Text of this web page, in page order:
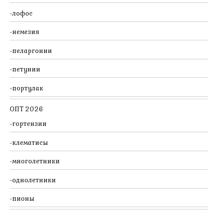
лофос
немезия
пеларгонии
петунии
портулак
ОПТ 2026
гортензии
клематисы
многолетники
однолетники
пионы